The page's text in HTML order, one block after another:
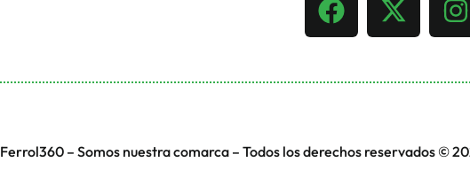
Ferrol360 – Somos nuestra comarca – Todos los derechos reservados ©